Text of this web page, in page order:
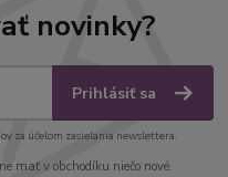
novinky?
Prihlásiť sa
za účelom zasielania newslettera.
mať v obchodíku niečo nové.